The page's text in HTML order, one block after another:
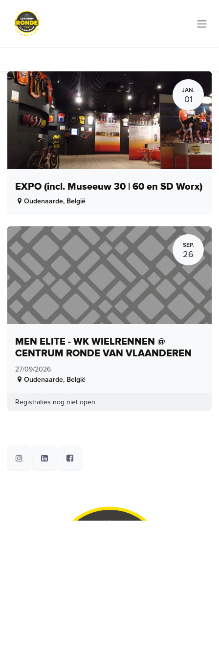
JAN.
01
EXPO (incl. Museeuw 30 | 60 en SD Worx)
Oudenaarde, België
SEP.
26
MEN ELITE - WK WIELRENNEN @
CENTRUM RONDE VAN VLAANDEREN
27/09/2026
Oudenaarde, België
Registraties nog niet open